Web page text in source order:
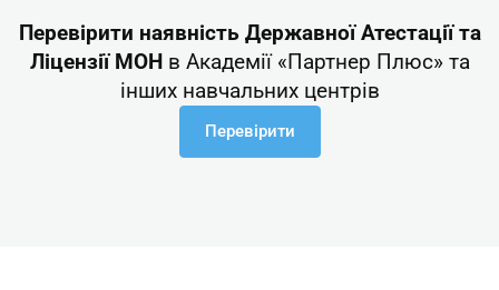
Перевірити наявність Державної Атестації та
Ліцензії МОНв Академії «Партнер Плюс» та
інших навчальних центрів
Перевірити